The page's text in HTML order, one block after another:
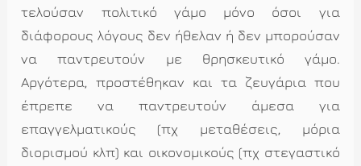
τελούσαν πολιτικό γάμο μόνο όσοι για
διάφορους λόγους δεν ήθελαν ή δεν μπορούσαν
να παντρευτούν με θρησκευτικό γάμο.
Αργότερα, προστέθηκαν και τα ζευγάρια που
έπρεπε να παντρευτούν άμεσα για
επαγγελματικούς (πχ μεταθέσεις, μόρια
διορισμού κλπ) και οικονομικούς (πχ στεγαστικό